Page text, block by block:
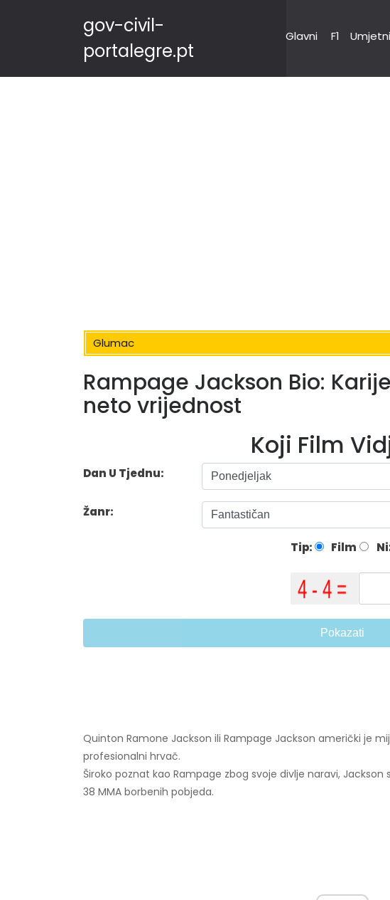
gov-civil-
portalegre.pt
Glavni F1
Glumac
Rampage Jackson Bio:
neto vrijednost
Koji Film
Dan U Tjednu:
Žanr:
Tip: Film
Pokazati
Quinton Ramone Jackson ili Rampage Jackson američki je
profesionalni hrvač.
Široko poznat kao Rampage zbog svoje divlje naravi,
38 MMA borbenih pobjeda.